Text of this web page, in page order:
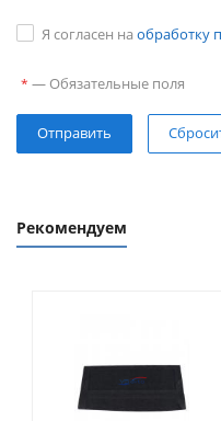
Я согласен на обработку
* — Обязательные поля
Рекомендуем